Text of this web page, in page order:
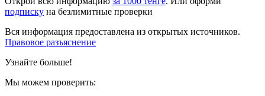
подписку на безлимитные проверки
Вся информация предоставлена из открытых источников.
Правовое разъяснение
Узнайте больше!
Мы можем проверить: